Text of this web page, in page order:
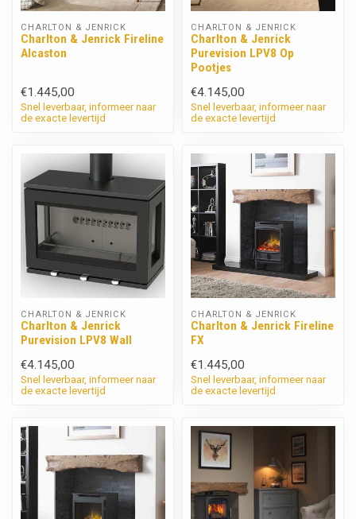
CHARLTON & JENRICK
Charlton & Jenrick Fireline
Alcaston
€1.445,00
Snel leverbaar, informeer naar
de exacte levertijd
CHARLTON & JENRICK
Charlton & Jenrick
Purevision LPV8 Op
Pootjes
€4.145,00
Snel leverbaar, informeer naar
de exacte levertijd
CHARLTON & JENRICK
Charlton & Jenrick
Purevision LPV8 Wall
€4.145,00
Snel leverbaar, informeer naar
de exacte levertijd
CHARLTON & JENRICK
Charlton & Jenrick Fireline
FX
€1.445,00
Snel leverbaar, informeer naar
de exacte levertijd